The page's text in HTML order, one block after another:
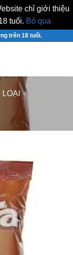
chỉ giới thiệu
tuổi. Bỏ qua
trên 18 tuổi.